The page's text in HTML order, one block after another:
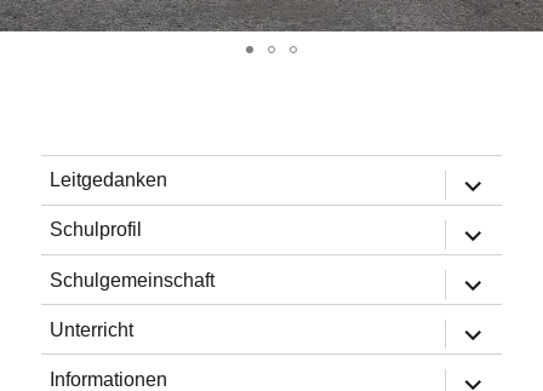
Leitgedanken
öffnen
Schulprofil
öffnen
Schulgemeinschaft
öffnen
Unterricht
öffnen
Informationen